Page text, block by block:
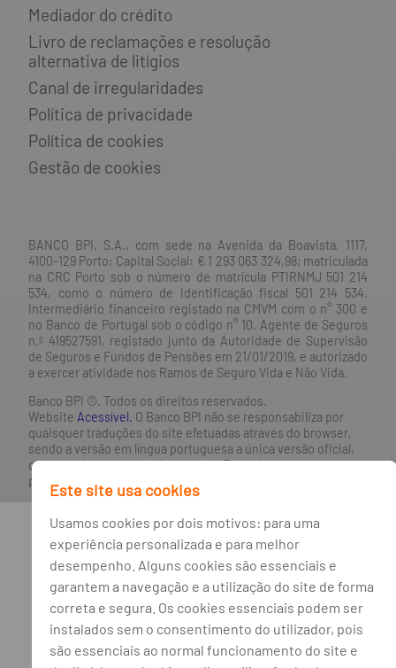
Mediador do crédito
Livro de reclamações e resolução
alternativa de litígios
Canal de irregularidades
Política de privacidade
Política de cookies
Gestão de cookies
BANCO BPI, S.A., com sede na Avenida da Boavista, 1117,
4100-129 Porto; Capital Social: € 1 293 063 324,98; matriculada
na CRC Porto sob o número de matrícula PTIRNMJ 501 214
534, como o número de identificação fiscal 501 214 534.
Intermediário financeiro registado na CMVM com o n° 300 e
no Banco de Portugal sob o código n° 10. Agente de Seguros
n.º 419527591, registado junto da Autoridade de Supervisão
de Seguros e Fundos de Pensões em 21/01/2019, e autorizado
a exercer atividade nos Ramos de Seguro Vida e Não Vida.
Banco BPI ©. Todos os direitos reservados.
Website Acessível. O Banco BPI não se responsabiliza por
quaisquer traduções do site efetuadas através do browser,
sendo a versão em língua portuguesa a única versão oficial,
que prevalecerá em qualquer caso. Este site encontra-se em
processo de adoção do novo acordo ortográfico.
Este site usa cookies
Usamos cookies por dois motivos: para uma
experiência personalizada e para melhor
desempenho. Alguns cookies são essenciais e
garantem a navegação e a utilização do site de forma
correta e segura. Os cookies essenciais podem ser
instalados sem o consentimento do utilizador, pois
são essenciais ao normal funcionamento do site e